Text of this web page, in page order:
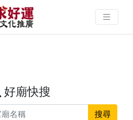
區建醮/作醮廟宇資
運 找到與您有緣的
好廟快搜
搜尋